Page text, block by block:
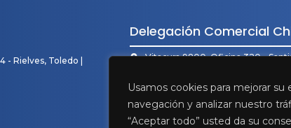
Usamos cookies para mejorar su
navegación y analizar nuestro
“Aceptar todo” usted da su
- Rielves, Toledo |
Delegación Comercial
Vitacura 9800, Oficina 320 -